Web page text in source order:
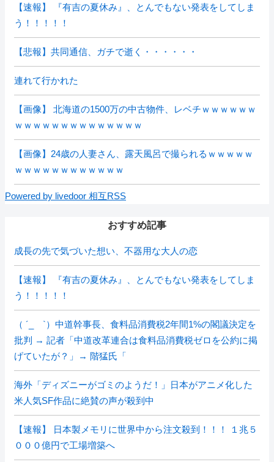
【速報】 『有吉の夏休み』、とんでもない発表をしてしま
う！！！！！
【悲報】共同通信、ガチで逝く・・・・・・
連れて行かれた
【画像】 北海道の1500万の中古物件、レベチｗｗｗｗｗｗ
ｗｗｗｗｗｗｗｗｗｗｗｗｗｗ
【画像】24歳の人妻さん、露天風呂で撮られるｗｗｗｗｗ
ｗｗｗｗｗｗｗｗｗｗｗｗ
Powered by livedoor 相互RSS
おすすめ記事
成長の先で気づいた想い、不器用な大人の恋
【速報】 『有吉の夏休み』、とんでもない発表をしてしま
う！！！！！
（ ´_ゝ`）中道幹事長、食料品消費税2年間1%の閣議決定を
批判 → 記者「中道改革連合は食料品消費税ゼロを公約に掲
げていたが？」→ 階猛氏「
海外「ディズニーがゴミのようだ！」日本がアニメ化した
米人気SF作品に絶賛の声が殺到中
【速報】 日本製メモリに世界中から注文殺到！！！ １兆５
０００億円で工場増築へ